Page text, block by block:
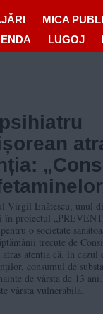
MICA
LUGOJ
ar
de
Virgil Enătescu, unul
în proiectul
o societate
trecute de
atenția că, în cazul
consumul de
de vârsta de 13
vârsta vulnerabilă.